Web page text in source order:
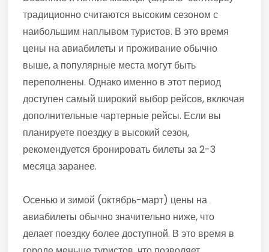
традиционно считаются высоким сезоном с
наибольшим наплывом туристов. В это время
цены на авиабилеты и проживание обычно
выше, а популярные места могут быть
переполнены. Однако именно в этот период
доступен самый широкий выбор рейсов, включая
дополнительные чартерные рейсы. Если вы
планируете поездку в высокий сезон,
рекомендуется бронировать билеты за 2-3
месяца заранее.
Осенью и зимой (октябрь-март) цены на
авиабилеты обычно значительно ниже, что
делает поездку более доступной. В это время в